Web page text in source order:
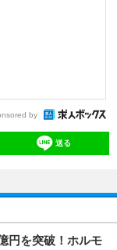
by
送る
円を突破！ホルモ